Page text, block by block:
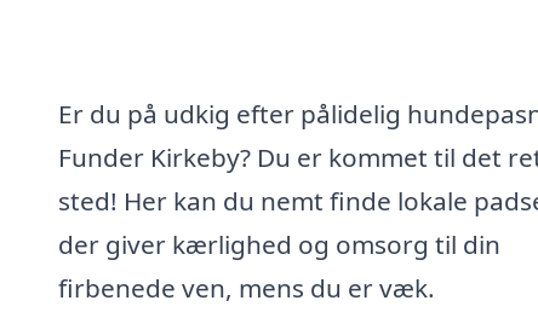
Er du på udkig efter pålidelig
Funder Kirkeby? Du er kommet til det
sted! Her kan du nemt finde lokale
der giver kærlighed og omsorg til din
firbenede ven, mens du er væk.